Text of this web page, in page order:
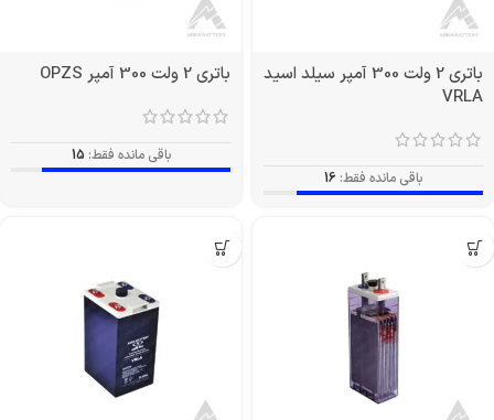
باتری 2 ولت 300 آمپر سیلد اسید
VRLA
باقی مانده فقط: 16
باتری 2 ولت 300 آمپر OPZS
باقی مانده فقط: 15